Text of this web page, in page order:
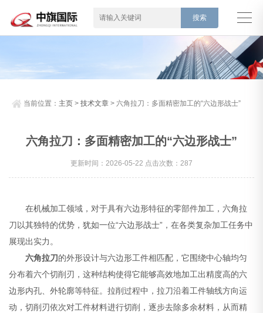
当前位置： 主页 >技术文章 > 六角拉刀：多面精密加工的“六边形战士”
六角拉刀：多面精密加工的“六边形战士”
更新时间：2026-05-22 点击次数：287
在机械加工领域，对于具有六边形特征的零部件加工，六角拉
刀以其独特的优势，犹如一位“六边形战士”，在各类复杂加工任务中
展现出实力。
六角拉刀的外形设计与六边形工件相匹配，它围绕中心轴均匀
分布着六个切削刃，这种结构使得它能够高效地加工出精度高的六
边形内孔、外轮廓等特征。拉削过程中，拉刀沿着工件轴线方向运
动，切削刃依次对工件材料进行切削，逐步去除多余材料，从而精